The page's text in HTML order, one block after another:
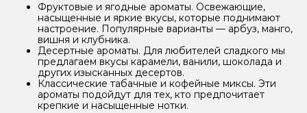
Фруктовые и ягодные ароматы. Освежающие,
насыщенные и яркие вкусы, которые поднимают
настроение. Популярные варианты — арбуз, манго,
вишня и клубника.
Десертные ароматы. Для любителей сладкого мы
предлагаем вкусы карамели, ванили, шоколада и
других изысканных десертов.
Классические табачные и кофейные миксы. Эти
ароматы подойдут для тех, кто предпочитает
крепкие и насыщенные нотки.